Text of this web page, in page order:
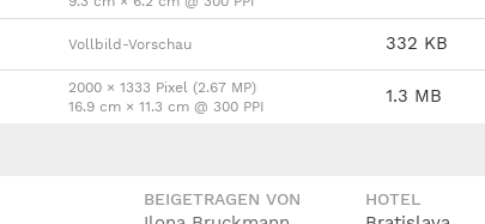
Vollbild-Vorschau 332 KB
2000 × 1333 Pixel (2.67 MP)
16.9 cm × 11.3 cm @ 300 PPI
1.3 MB
BEIGETRAGEN VON HOTEL